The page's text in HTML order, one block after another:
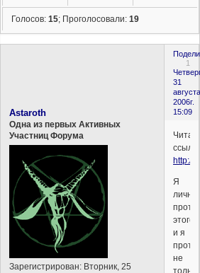
Голосов:15; Проголосовали:19
1
31
2006г.
15:09
Astaroth
Одна из первых Активных
Участниц Форума
Зарегистрирован: Вторник, 25
http://
Я
лично
этого
и я
не
только